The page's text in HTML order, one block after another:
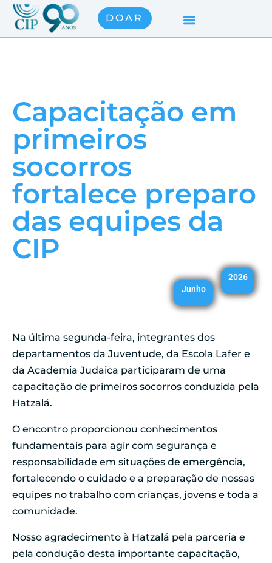
DOAR
Capacitação em
primeiros
socorros
fortalece preparo
das equipes da
CIP
Junho
2026
Na última segunda-feira, integrantes dos
departamentos da Juventude, da Escola Lafer e
da Academia Judaica participaram de uma
capacitação de primeiros socorros conduzida pela
Hatzalá.
O encontro proporcionou conhecimentos
fundamentais para agir com segurança e
responsabilidade em situações de emergência,
fortalecendo o cuidado e a preparação de nossas
equipes no trabalho com crianças, jovens e toda a
comunidade.
Nosso agradecimento à Hatzalá pela parceria e
pela condução desta importante capacitação,